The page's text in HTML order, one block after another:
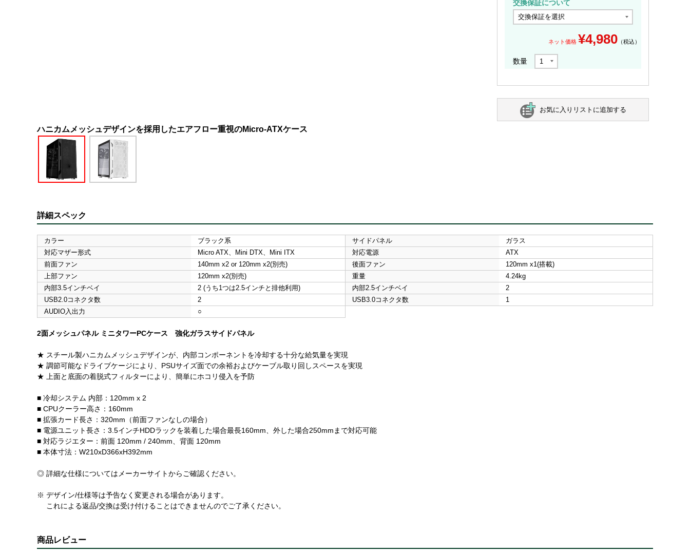
交換保証について
ネット価格 ¥4,980 （税込）
数量
お気に入りリストに追加する
ハニカムメッシュデザインを採用したエアフロー重視のMicro-ATXケース
詳細スペック
カラー ブラック系 サイドパネル
ガラス
対応マザー形式
Micro ATX、Mini DTX、Mini ITX 対応電源
ATX
前面ファン
140mm x2 or 120mm x2(別売) 後面ファン
120mm x1(搭載)
上部ファン
120mm x2(別売) 重量
4.24kg
内部3.5インチベイ
2 (うち1つは2.5インチと排他利用) 内部2.5インチベイ
2
USB2.0コネクタ数
2 USB3.0コネクタ数
1
AUDIO入出力
○
2面メッシュパネル ミニタワーPCケース 強化ガラスサイドパネル
★ スチール製ハニカムメッシュデザインが、内部コンポーネントを冷却する十分な給気量を実現
★ 調節可能なドライブケージにより、PSUサイズ面での余裕およびケーブル取り回しスペースを実現
★ 上面と底面の着脱式フィルターにより、簡単にホコリ侵入を予防
■ 冷却システム 内部：120mm x 2
■ CPUクーラー高さ：160mm
■ 拡張カード長さ：320mm（前面ファンなしの場合）
■ 電源ユニット長さ：3.5インチHDDラックを装着した場合最長160mm、外した場合250mmまで対応可能
■ 対応ラジエター：前面 120mm / 240mm、背面 120mm
■ 本体寸法：W210xD366xH392mm
◎ 詳細な仕様についてはメーカーサイトからご確認ください。
※ デザイン/仕様等は予告なく変更される場合があります。
これによる返品/交換は受け付けることはできませんのでご了承ください。
商品レビュー